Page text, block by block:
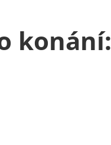
konání: